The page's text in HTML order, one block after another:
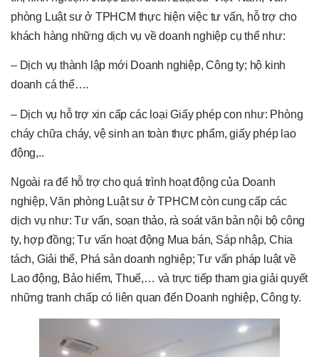
phòng Luật sư ở TPHCM thực hiện việc tư vấn, hỗ trợ cho
khách hàng những dịch vụ về doanh nghiệp cụ thể như:
– Dịch vụ thành lập mới Doanh nghiệp, Công ty; hộ kinh
doanh cá thể….
– Dịch vụ hỗ trợ xin cấp các loại Giấy phép con như: Phòng
cháy chữa cháy, vệ sinh an toàn thực phẩm, giấy phép lao
động,..
Ngoài ra để hỗ trợ cho quá trình hoạt động của Doanh
nghiệp, Văn phòng Luật sư ở TPHCM còn cung cấp các
dịch vụ như: Tư vấn, soạn thảo, rà soát văn bản nội bộ công
ty, hợp đồng; Tư vấn hoạt động Mua bán, Sáp nhập, Chia
tách, Giải thể, Phá sản doanh nghiệp; Tư vấn pháp luật về
Lao động, Bảo hiểm, Thuế,… và trực tiếp tham gia giải quyết
những tranh chấp có liên quan đến Doanh nghiệp, Công ty.